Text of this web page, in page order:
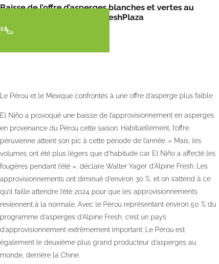
Baisse de l’offre d’asperges blanches et vertes au
Pérou et au Méxique par FreshPlaza
Le Pérou et le Mexique confrontés à une offre d’asperge plus faible
El Niño a provoqué une baisse de l’approvisionnement en asperges
en provenance du Pérou cette saison. Habituellement, l’offre
péruvienne atteint son pic à cette période de l’année. « Mais, les
volumes ont été plus légers que d’habitude car El Niño a affecté les
fougères pendant l’été », déclare Walter Yager d’Alpine Fresh. Les
approvisionnements ont diminué d’environ 30 %, et on s’attend à ce
qu’il faille attendre l’été 2024 pour que les approvisionnements
reviennent à la normale. Avec le Pérou représentant environ 50 % du
programme d’asperges d’Alpine Fresh, c’est un pays
d’approvisionnement extrêmement important. Le Pérou est
également le deuxième plus grand producteur d’asperges au
monde, derrière la Chine.